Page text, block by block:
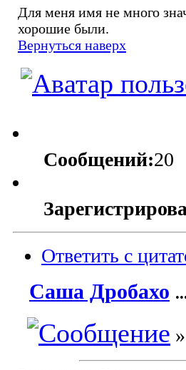
Для меня имя не много
хорошие были.
Вернуться наверх
Сообщений:20
Ответить с
Саша Дробахо